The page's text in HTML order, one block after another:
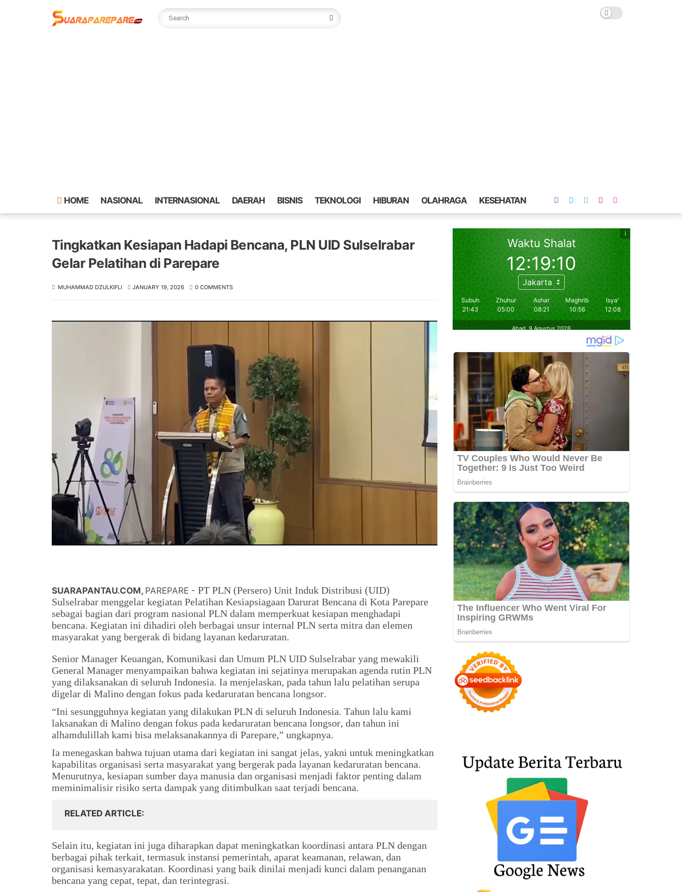
HOME NASIONAL INTERNASIONAL DAERAH BISNIS TEKNOLOGI HIBURAN OLAHRAGA KESEHATAN
Tingkatkan Kesiapan Hadapi Bencana, PLN UID Sulselrabar
Gelar Pelatihan di Parepare
MUHAMMAD DZULKIFLI JANUARY 19, 2026 0 COMMENTS
SUARAPANTAU.COM, PAREPARE - PT PLN (Persero) Unit Induk Distribusi (UID)
Sulselrabar menggelar kegiatan Pelatihan Kesiapsiagaan Darurat Bencana di Kota Parepare
sebagai bagian dari program nasional PLN dalam memperkuat kesiapan menghadapi
bencana. Kegiatan ini dihadiri oleh berbagai unsur internal PLN serta mitra dan elemen
masyarakat yang bergerak di bidang layanan kedaruratan.
Senior Manager Keuangan, Komunikasi dan Umum PLN UID Sulselrabar yang mewakili
General Manager menyampaikan bahwa kegiatan ini sejatinya merupakan agenda rutin PLN
yang dilaksanakan di seluruh Indonesia. Ia menjelaskan, pada tahun lalu pelatihan serupa
digelar di Malino dengan fokus pada kedaruratan bencana longsor.
“Ini sesungguhnya kegiatan yang dilakukan PLN di seluruh Indonesia. Tahun lalu kami
laksanakan di Malino dengan fokus pada kedaruratan bencana longsor, dan tahun ini
alhamdulillah kami bisa melaksanakannya di Parepare,” ungkapnya.
Ia menegaskan bahwa tujuan utama dari kegiatan ini sangat jelas, yakni untuk meningkatkan
kapabilitas organisasi serta masyarakat yang bergerak pada layanan kedaruratan bencana.
Menurutnya, kesiapan sumber daya manusia dan organisasi menjadi faktor penting dalam
meminimalisir risiko serta dampak yang ditimbulkan saat terjadi bencana.
RELATED ARTICLE
Selain itu, kegiatan ini juga diharapkan dapat meningkatkan koordinasi antara PLN dengan
berbagai pihak terkait, termasuk instansi pemerintah, aparat keamanan, relawan, dan
organisasi kemasyarakatan. Koordinasi yang baik dinilai menjadi kunci dalam penanganan
bencana yang cepat, tepat, dan terintegrasi.